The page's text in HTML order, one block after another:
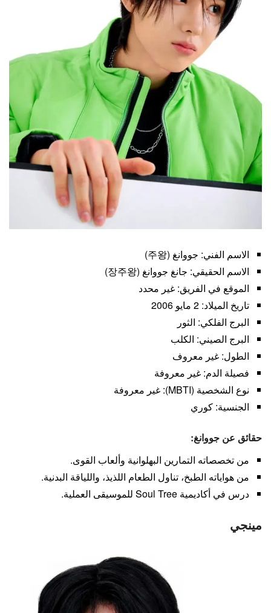
الاسم الفني: جووانغ (주왕)
الاسم الحقيقي: جانغ جووانغ (장주왕)
الموقع في الفريق: غير محدد
تاريخ الميلاد: 2 مايو 2006
البرج الفلكي: الثور
البرج الصيني: الكلب
الطول: غير معروف
فصيلة الدم: غير معروفة
نوع الشخصية (MBTI): غير معروفة
الجنسية: كوري
حقائق عن جووانغ:
من تخصصاته التمارين البهلوانية وألعاب القوى.
من هواياته الطبخ، تناول الطعام اللذيذ، واللياقة البدنية.
درس في أكاديمية Soul Tree للموسيقى العملية.
مينجي